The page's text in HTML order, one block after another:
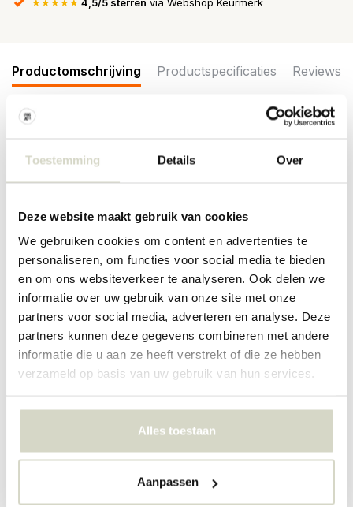
Toestemming Details Over
Deze website maakt gebruik van cookies
We gebruiken cookies om content en advertenties te
personaliseren, om functies voor social media te bieden
en om ons websiteverkeer te analyseren. Ook delen we
informatie over uw gebruik van onze site met onze
partners voor social media, adverteren en analyse. Deze
partners kunnen deze gegevens combineren met andere
informatie die u aan ze heeft verstrekt of die ze hebben
verzameld op basis van uw gebruik van hun services.
Alles toestaan
Aanpassen
Productomschrijving Productspecificaties Reviews
decoratie schaal gebruikt worden. Gemaakt van zeegras en
katoen. Afmeting Ø42x8cm
Afmeting: diameter 42 x hoogte 8cm
Materiaal: katoen, zeegras
Kleur: groen
PRODUCTSPECIFICATIES
Artikelnummer 72010002
SKU
Reviews
Er zijn nog geen reviews geschreven over dit product..